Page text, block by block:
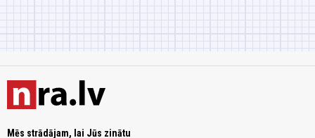
Mēs strādājam, lai Jūs zinātu